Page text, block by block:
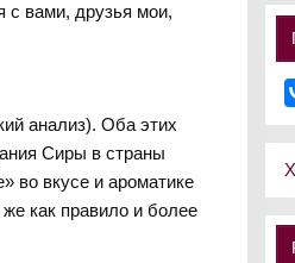
с вами, друзья мои,
анализ). Оба этих
Сиры в страны
во вкусе и ароматике
как правило и более